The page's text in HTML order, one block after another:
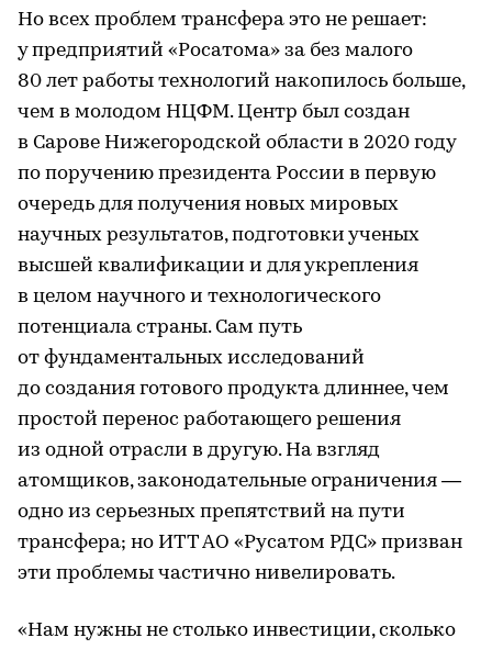
Но всех проблем трансфера это не решает:
у предприятий «Росатома» за без малого
80 лет работы технологий накопилось больше,
чем в молодом НЦФМ. Центр был создан
в Сарове Нижегородской области в 2020 году
по поручению президента России в первую
очередь для получения новых мировых
научных результатов, подготовки ученых
высшей квалификации и для укрепления
в целом научного и технологического
потенциала страны. Сам путь
от фундаментальных исследований
до создания готового продукта длиннее, чем
простой перенос работающего решения
из одной отрасли в другую. На взгляд
атомщиков, законодательные ограничения —
одно из серьезных препятствий на пути
трансфера; но ИТТ АО «Русатом РДС» призван
эти проблемы частично нивелировать.
«Нам нужны не столько инвестиции, сколько